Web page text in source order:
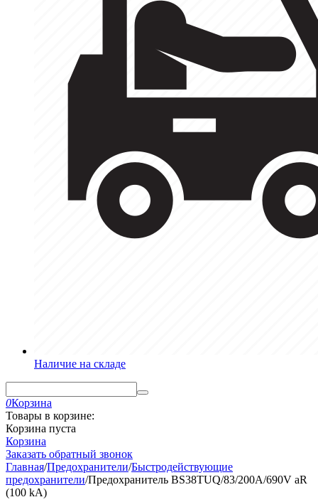
Наличие на складе
0Корзина
Товары в корзине:
Корзина пуста
Корзина
Заказать обратный звонок
Главная/Предохранители/Быстродействующие
предохранители/Предохранитель BS38TUQ/83/200A/690V aR
(100 kA)